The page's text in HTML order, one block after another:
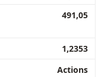
491,05
1,2353
Actions